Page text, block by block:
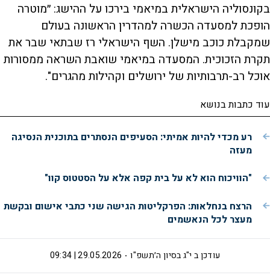
בקונסוליה הישראלית במיאמי בירכו על ההישג: ״מוטרה
הופכת למסעדה הכשרה למהדרין הראשונה בעולם
שמקבלת כוכב מישלן. השף הישראלי רז שבתאי שבר את
תקרת הזכוכית. ‏המסעדה במיאמי שואבת השראה ממסורות
אוכל רב-תרבותיות של ירושלים וקהילות מהגרים".
עוד כתבות בנושא
רע מכדי להיות אמיתי: הסעיפים הנסתרים בתוכנית הנסיגה
מעזה
"הוויכוח הוא לא על בית קפה אלא על הסטטוס קוו"
הרצח בנחלאות: הפרקליטות הגישה שני כתבי אישום ובקשת
מעצר לכל הנאשמים
י"ג בסיון ה׳תשפ"ו 29.05.2026 | 09:34 עודכן ב